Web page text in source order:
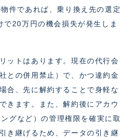
件であれば、乗り換え先の選定
で20万円の機会損失が発生しま
ットはあります。現在の代行会
との併用禁止）で、かつ違約金
合、先に解約することで身軽な
きます。また、解約後にアカウ
グなど）の管理権限を確実に取
き継げるため、データの引き継